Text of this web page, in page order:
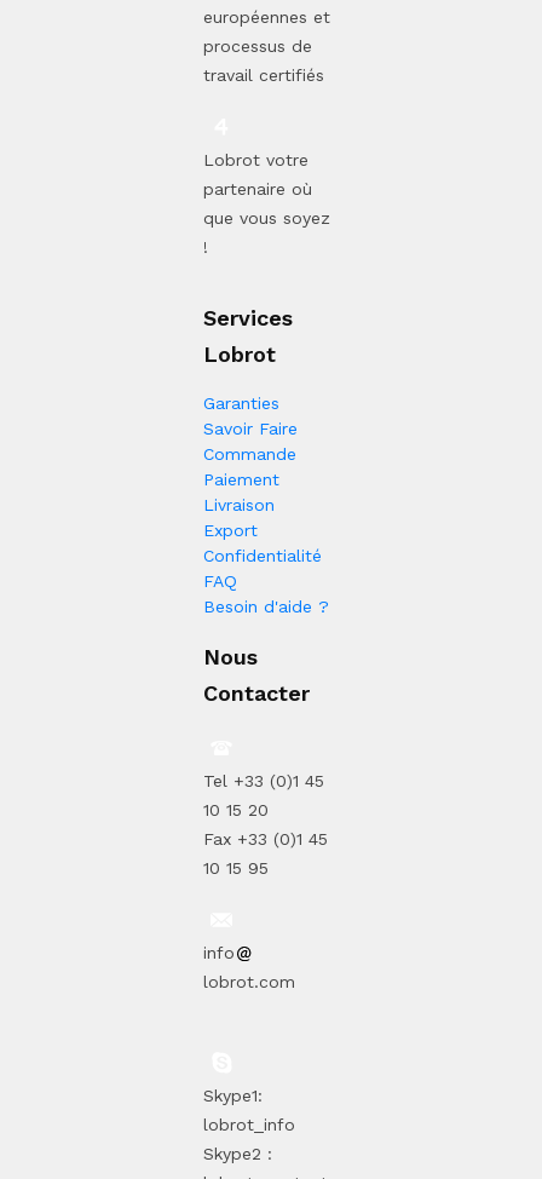
européennes et
processus de
travail certifiés
Lobrot votre
partenaire où
que vous soyez
!
Services
Lobrot
Garanties
Savoir Faire
Commande
Paiement
Livraison
Export
Confidentialité
FAQ
Besoin d'aide ?
Nous
Contacter
Tel +33 (0)1 45
10 15 20
Fax +33 (0)1 45
10 15 95
info
lobrot.com
Skype1:
lobrot_info
Skype2 :